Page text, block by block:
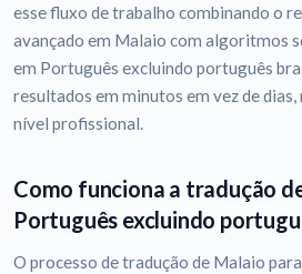
esse fluxo de trabalho combinando o
avançado em Malaio com algoritmos
em Português excluindo português
resultados em minutos em vez de
nível profissional.
Como funciona a tradução
Português excluindo
O processo de tradução de Malaio